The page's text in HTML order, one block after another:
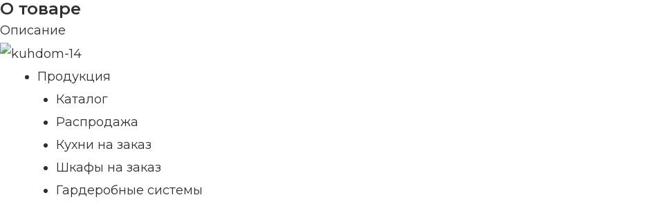
О товаре
Описание
Продукция
Каталог
Распродажа
Кухни на заказ
Шкафы на заказ
Гардеробные системы